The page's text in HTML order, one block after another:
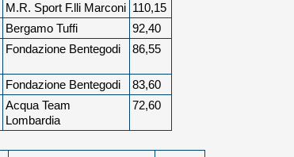
M.R. Sport F.lli Marconi 110,15
Bergamo Tuffi
92,40
Fondazione Bentegodi 86,55
Fondazione Bentegodi
83,60
Acqua Team
Lombardia
72,60